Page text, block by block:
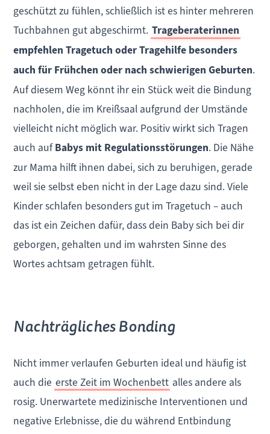
geschützt zu fühlen, schließlich ist es hinter mehreren
Tuchbahnen gut abgeschirmt. Trageberaterinnen
empfehlen Tragetuch oder Tragehilfe besonders
auch für Frühchen oder nach schwierigen Geburten.
Auf diesem Weg könnt ihr ein Stück weit die Bindung
nachholen, die im Kreißsaal aufgrund der Umstände
vielleicht nicht möglich war. Positiv wirkt sich Tragen
auch aufBabys mit Regulationsstörungen. Die Nähe
zur Mama hilft ihnen dabei, sich zu beruhigen, gerade
weil sie selbst eben nicht in der Lage dazu sind. Viele
Kinder schlafen besonders gut im Tragetuch – auch
das ist ein Zeichen dafür, dass dein Baby sich bei dir
geborgen, gehalten und im wahrsten Sinne des
Wortes achtsam getragen fühlt.
Nachträgliches Bonding
Nicht immer verlaufen Geburten ideal und häufig ist
auch die erste Zeit im Wochenbett alles andere als
rosig. Unerwartete medizinische Interventionen und
negative Erlebnisse, die du während Entbindung